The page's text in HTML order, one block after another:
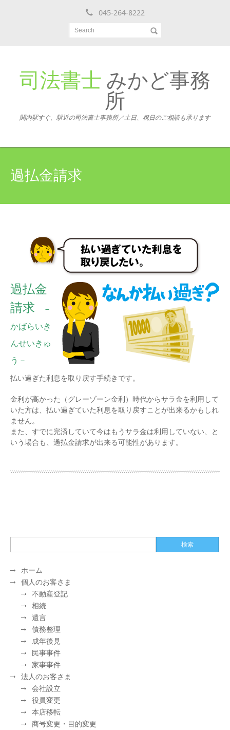
045-264-8222
Search
司法書士 みかど事務
所
関内駅すぐ、駅近の司法書士事務所／土日、祝日のご相談も承ります
過払金請求
過払金
請求 －
かばらいき
んせいきゅ
う－
払い過ぎた利息を取り戻す手続きです。
金利が高かった（グレーゾーン金利）時代からサラ金を利用して
いた方は、払い過ぎていた利息を取り戻すことが出来るかもしれ
ません。
また、すでに完済していて今はもうサラ金は利用していない、と
いう場合も、過払金請求が出来る可能性があります。
ホーム
個人のお客さま
不動産登記
相続
遺言
債務整理
成年後見
民事事件
家事事件
法人のお客さま
会社設立
役員変更
本店移転
商号変更・目的変更